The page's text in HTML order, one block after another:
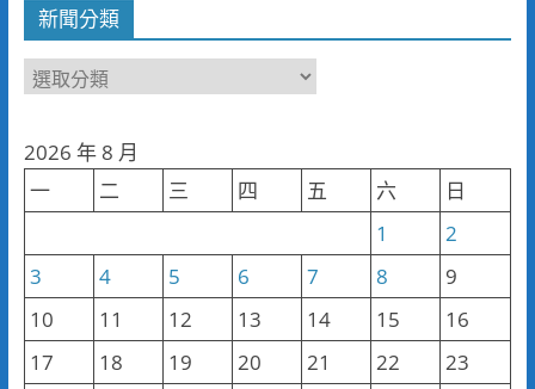
新聞分類
新
類
2026 年 8 月
一
二 三 四 五 六
日
1
2
3
4 5 6 7 8
9
10
11 12 13 14 15
16
17
18 19 20 21 22
23